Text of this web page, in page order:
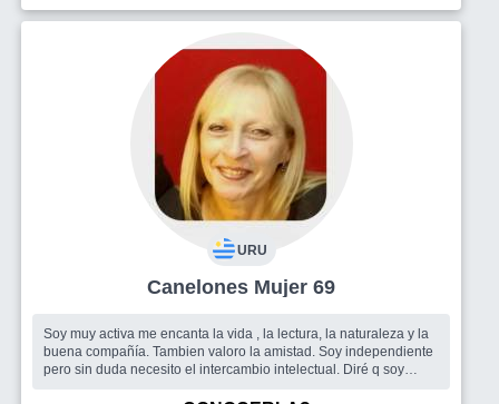
URU
Canelones Mujer 69
Soy muy activa me encanta la vida , la lectura, la naturaleza y la
buena compañía. Tambien valoro la amistad. Soy independiente
pero sin duda necesito el intercambio intelectual. Diré q soy